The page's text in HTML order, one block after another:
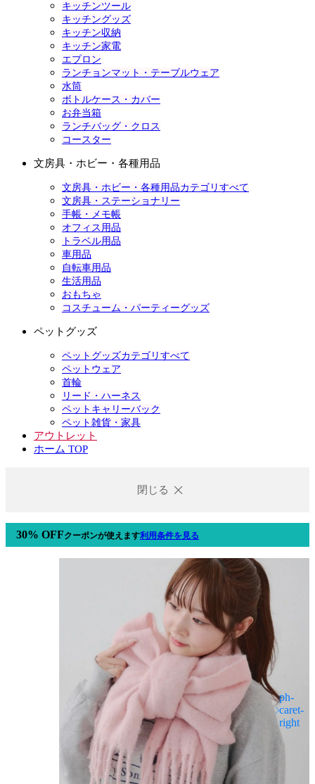
キッチンツール
キッチングッズ
キッチン収納
キッチン家電
エプロン
ランチョンマット・テーブルウェア
水筒
ボトルケース・カバー
お弁当箱
ランチバッグ・クロス
コースター
文房具・ホビー・各種用品
文房具・ホビー・各種用品カテゴリすべて
文房具・ステーショナリー
手帳・メモ帳
オフィス用品
トラベル用品
車用品
自転車用品
生活用品
おもちゃ
コスチューム・パーティーグッズ
ペットグッズ
ペットグッズカテゴリすべて
ペットウェア
首輪
リード・ハーネス
ペットキャリーバック
ペット雑貨・家具
アウトレット
ホーム TOP
閉じる
30% OFFクーポンが使えます利用条件を見る